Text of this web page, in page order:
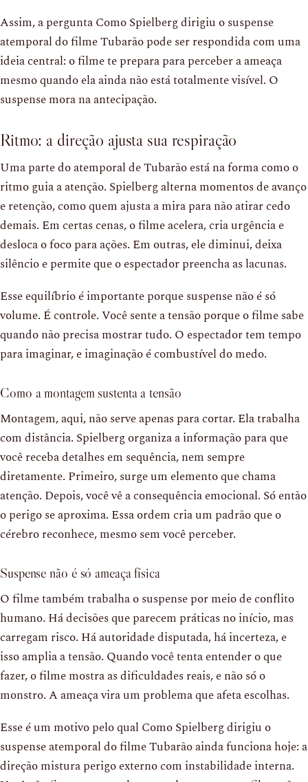
Assim, a pergunta Como Spielberg dirigiu o suspense
atemporal do filme Tubarão pode ser respondida com uma
ideia central: o filme te prepara para perceber a ameaça
mesmo quando ela ainda não está totalmente visível. O
suspense mora na antecipação.
Ritmo: a direção ajusta sua respiração
Uma parte do atemporal de Tubarão está na forma como o
ritmo guia a atenção. Spielberg alterna momentos de avanço
e retenção, como quem ajusta a mira para não atirar cedo
demais. Em certas cenas, o filme acelera, cria urgência e
desloca o foco para ações. Em outras, ele diminui, deixa
silêncio e permite que o espectador preencha as lacunas.
Esse equilíbrio é importante porque suspense não é só
volume. É controle. Você sente a tensão porque o filme sabe
quando não precisa mostrar tudo. O espectador tem tempo
para imaginar, e imaginação é combustível do medo.
Como a montagem sustenta a tensão
Montagem, aqui, não serve apenas para cortar. Ela trabalha
com distância. Spielberg organiza a informação para que
você receba detalhes em sequência, nem sempre
diretamente. Primeiro, surge um elemento que chama
atenção. Depois, você vê a consequência emocional. Só então
o perigo se aproxima. Essa ordem cria um padrão que o
cérebro reconhece, mesmo sem você perceber.
Suspense não é só ameaça física
O filme também trabalha o suspense por meio de conflito
humano. Há decisões que parecem práticas no início, mas
carregam risco. Há autoridade disputada, há incerteza, e
isso amplia a tensão. Quando você tenta entender o que
fazer, o filme mostra as dificuldades reais, e não só o
monstro. A ameaça vira um problema que afeta escolhas.
Esse é um motivo pelo qual Como Spielberg dirigiu o
suspense atemporal do filme Tubarão ainda funciona hoje: a
direção mistura perigo externo com instabilidade interna.